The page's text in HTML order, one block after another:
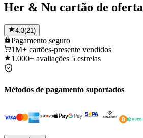
Her & Nu cartão de oferta
4.3(21 )
Pagamento seguro
1M+ cartões-presente vendidos
1.000+ avaliações 5 estrelas
Métodos de pagamento suportados